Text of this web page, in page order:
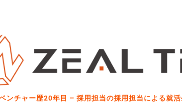
ンチャー歴20年目 – 採用担当の採用担当による就